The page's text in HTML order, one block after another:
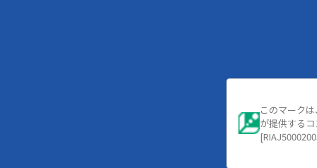
このマーク
が提供する